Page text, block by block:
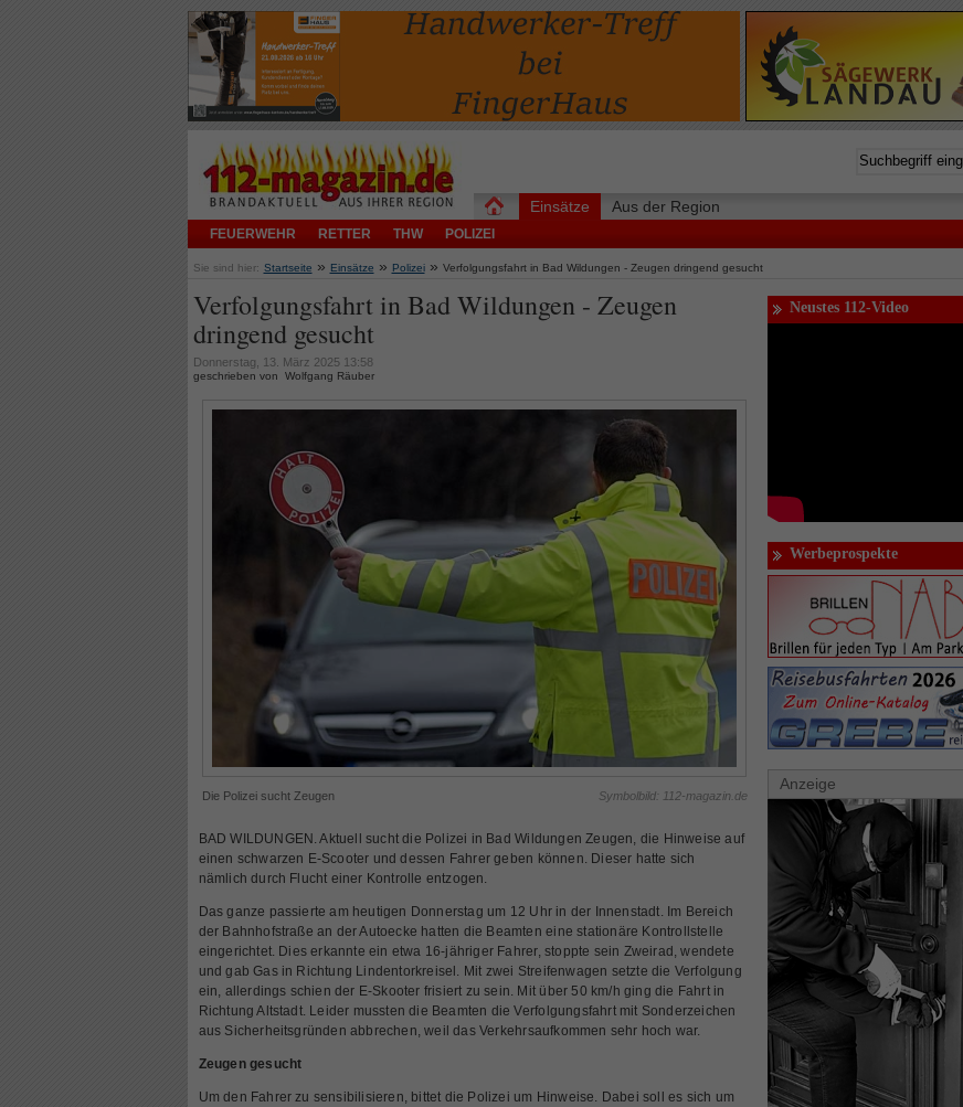
Einsätze
FEUERWEHR RETTER THW POLIZEI
Aus der Region
Sie sind hier: Startseite » Einsätze » Polizei » Verfolgungsfahrt in Bad Wildungen - Zeugen dringend gesucht
Verfolgungsfahrt in Bad Wildungen - Zeugen
dringend gesucht
Donnerstag, 13. März 2025 13:58
geschrieben von Wolfgang Räuber
Die Polizei sucht Zeugen Symbolbild: 112-magazin.de
BAD WILDUNGEN. Aktuell sucht die Polizei in Bad Wildungen Zeugen, die Hinweise auf
einen schwarzen E-Scooter und dessen Fahrer geben können. Dieser hatte sich
nämlich durch Flucht einer Kontrolle entzogen.
Das ganze passierte am heutigen Donnerstag um 12 Uhr in der Innenstadt. Im Bereich
der Bahnhofstraße an der Autoecke hatten die Beamten eine stationäre Kontrollstelle
eingerichtet. Dies erkannte ein etwa 16-jähriger Fahrer, stoppte sein Zweirad, wendete
und gab Gas in Richtung Lindentorkreisel. Mit zwei Streifenwagen setzte die Verfolgung
ein, allerdings schien der E-Skooter frisiert zu sein. Mit über 50 km/h ging die Fahrt in
Richtung Altstadt. Leider mussten die Beamten die Verfolgungsfahrt mit Sonderzeichen
aus Sicherheitsgründen abbrechen, weil das Verkehrsaufkommen sehr hoch war.
Zeugen gesucht
Um den Fahrer zu sensibilisieren, bittet die Polizei um Hinweise. Dabei soll es sich um
Neustes 112-Video
Werbeprospekte
Anzeige